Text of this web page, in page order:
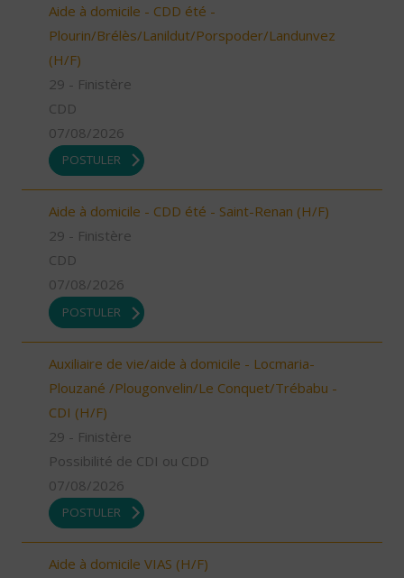
Aide à domicile - CDD été -
Plourin/Brélès/Lanildut/Porspoder/Landunvez
(H/F)
29 - Finistère
CDD
07/08/2026
POSTULER
Aide à domicile - CDD été - Saint-Renan (H/F)
29 - Finistère
CDD
07/08/2026
POSTULER
Auxiliaire de vie/aide à domicile - Locmaria-
Plouzané /Plougonvelin/Le Conquet/Trébabu -
CDI (H/F)
29 - Finistère
Possibilité de CDI ou CDD
07/08/2026
POSTULER
Aide à domicile VIAS (H/F)